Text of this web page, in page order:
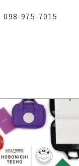
098-975-7015